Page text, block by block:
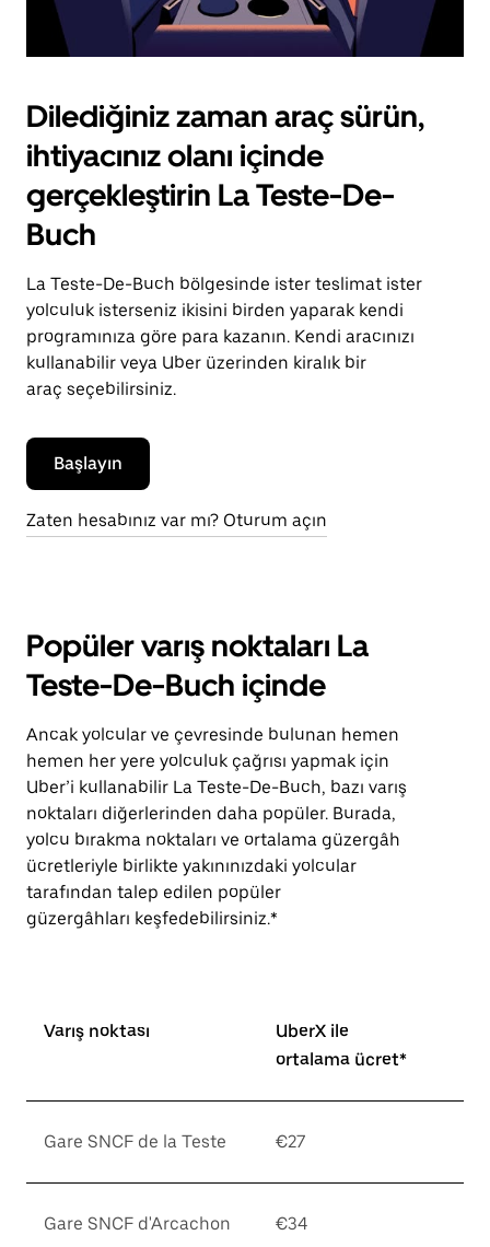
Dilediğiniz zaman araç sürün,
ihtiyacınız olanı içinde
gerçekleştirin La Teste-De-
Buch
La Teste-De-Buch bölgesinde ister teslimat ister
yolculuk isterseniz ikisini birden yaparak kendi
programınıza göre para kazanın. Kendi aracınızı
kullanabilir veya Uber üzerinden kiralık bir
araç seçebilirsiniz.
Başlayın
Zaten hesabınız var mı? Oturum açın
Popüler varış noktaları La
Teste-De-Buch içinde
Ancak yolcular ve çevresinde bulunan hemen
hemen her yere yolculuk çağrısı yapmak için
Uber’i kullanabilir La Teste-De-Buch, bazı varış
noktaları diğerlerinden daha popüler. Burada,
yolcu bırakma noktaları ve ortalama güzergâh
ücretleriyle birlikte yakınınızdaki yolcular
tarafından talep edilen popüler
güzergâhları keşfedebilirsiniz.*
Varış noktası
UberX ile
ortalama ücret*
Gare SNCF de la Teste €27
Gare SNCF d'Arcachon €34